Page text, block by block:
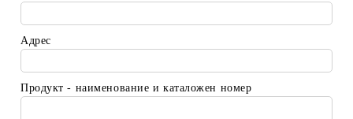
Адрес
Продукт - наименование и каталожен номер